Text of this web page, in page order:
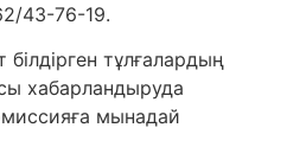
43-76-19.
тұлғалардың
хабарландыруда
мынадай